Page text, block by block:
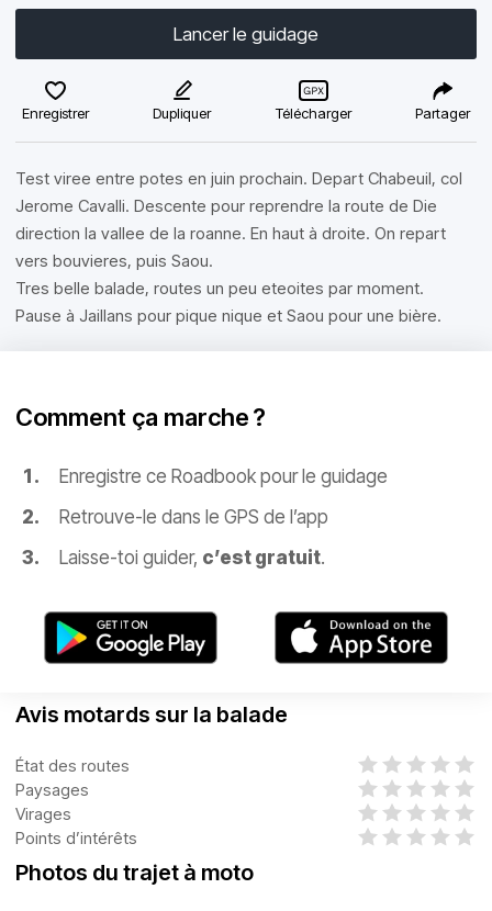
Lancer le guidage
Enregistrer Dupliquer Télécharger Partager
Test viree entre potes en juin prochain. Depart Chabeuil, col
Jerome Cavalli. Descente pour reprendre la route de Die
direction la vallee de la roanne. En haut à droite. On repart
vers bouvieres, puis Saou.
Tres belle balade, routes un peu eteoites par moment.
Pause à Jaillans pour pique nique et Saou pour une bière.
Comment ça marche ?
Enregistre ce Roadbook pour le guidage
Retrouve-le dans le GPS de l’app
Laisse-toi guider, c’est gratuit.
Avis motards sur la balade
État des routes
Paysages
Virages
Points d’intérêts
Photos du trajet à moto